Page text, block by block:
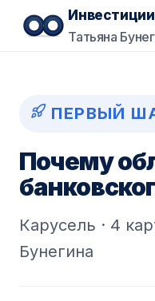
Татьяна
ПЕРВЫЙ
Почему
Карусель · 4
Бунегина